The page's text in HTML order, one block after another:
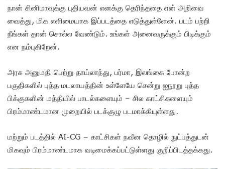
நான் சினிமாவுக்கு புதியவன் எனக்கு தெரிந்ததை என் அறிவை
வைத்து, மிக எளிமையாக இப்படத்தை எடுத்துள்ளேன். படம் பற்றி
நீங்கள் தான் சொல்ல வேண்டும். உங்கள் அனைவருக்கும் பிடிக்கும்
என நம்புகிறேன்.
அரசு அனுமதி பெற்று தாய்லாந்து, பர்மா, இலங்கை போன்ற
பகுதிகளில் புத்த மடலாயத்தின் உள்ளேயே சென்று ஐநூறு புத்த
பிக்குகளின் மத்தியில் பாடல்களையும் – சில காட்சிகளையும்
பிரம்மாண்டமான முறையில் படக்குழு படமாக்கியுள்ளது.
மற்றும் படத்தில் AI-CG – காட்சிகள் நவீன தொழில் நுட்பத்துடன்
மிகவும் பிரம்மாண்டமாக வடிமைக்கப்பட்டுள்ளது குறிப்பிடத்தக்கது.